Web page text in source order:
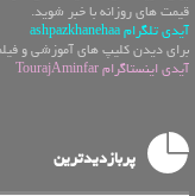
قیمت های روزانه با خبر شوید.
آیدی تلگرام ashpazkhanehaa
برای دیدن کلیپ های آموزشی و
آیدی اینستاگرام TourajAminfar
پربازدیدترین